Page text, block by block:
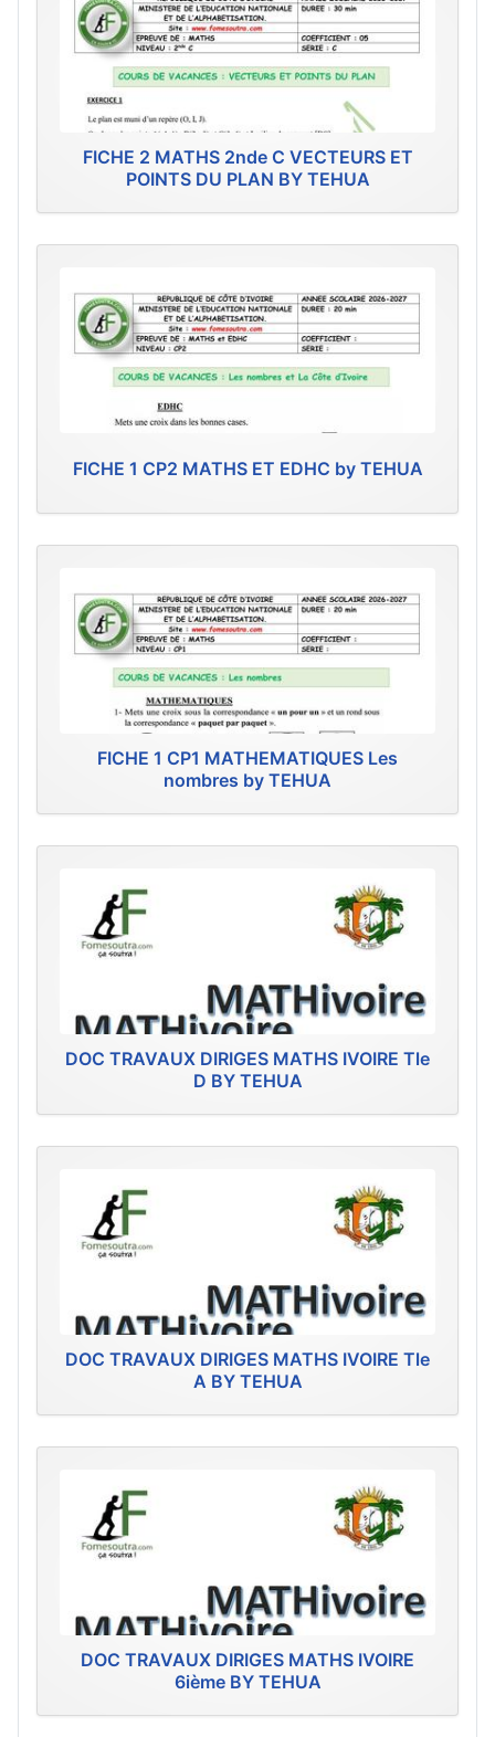
FICHE 2 MATHS 2nde C VECTEURS ET
POINTS DU PLAN BY TEHUA
FICHE 1 CP2 MATHS ET EDHC by TEHUA
FICHE 1 CP1 MATHEMATIQUES Les
nombres by TEHUA
DOC TRAVAUX DIRIGES MATHS IVOIRE Tle
D BY TEHUA
DOC TRAVAUX DIRIGES MATHS IVOIRE Tle
A BY TEHUA
DOC TRAVAUX DIRIGES MATHS IVOIRE
6ième BY TEHUA